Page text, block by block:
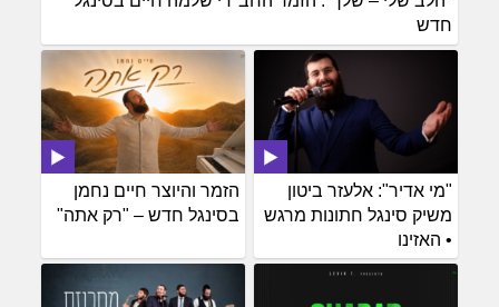
חדש
הזמר והיוצר חיים נחמן
בסינגל חדש – "רק אתה"
"מי אדיר": אלעזר ביטון
משיק סינגל חתונות מרגש
• האזינו